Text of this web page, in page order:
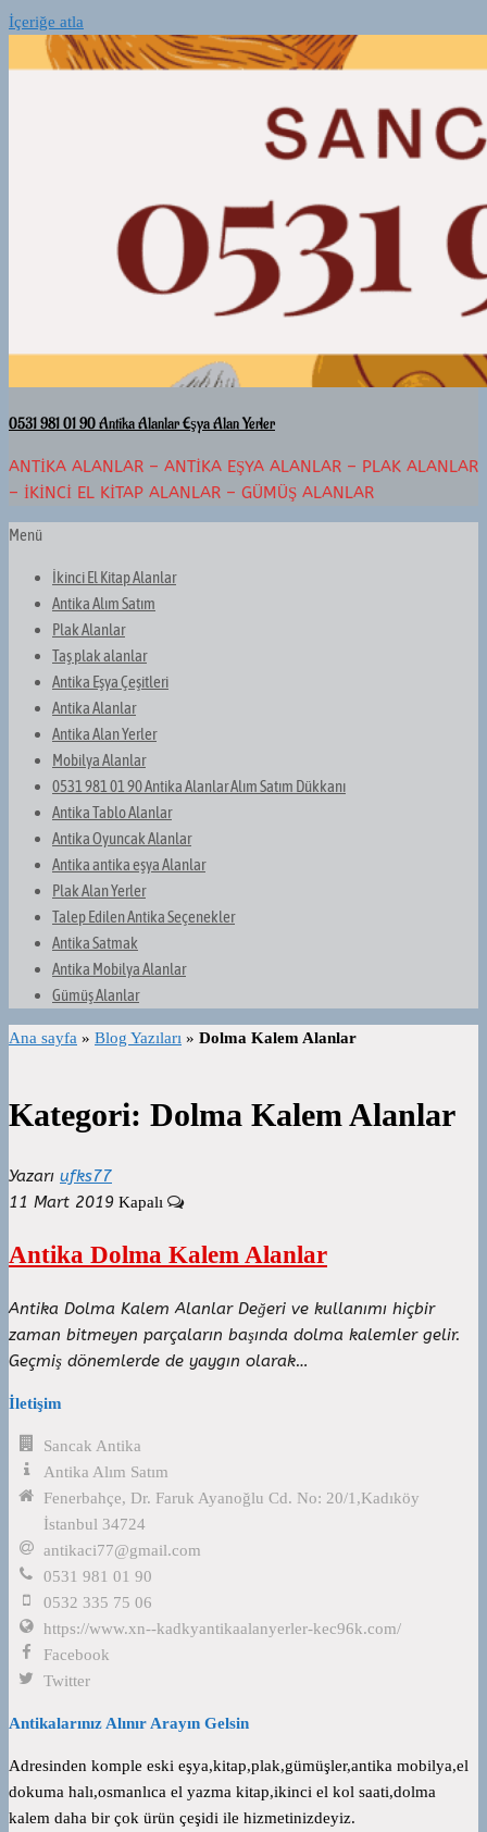
İçeriğe atla
0531 981 01 90 Antika Alanlar Eşya Alan Yerler
ANTIKA ALANLAR – ANTIKA EŞYA ALANLAR – PLAK ALANLAR
– İKINCI EL KITAP ALANLAR – GÜMÜŞ ALANLAR
Menü
İkinci El Kitap Alanlar
Antika Alım Satım
Plak Alanlar
Taş plak alanlar
Antika Eşya Çeşitleri
Antika Alanlar
Antika Alan Yerler
Mobilya Alanlar
0531 981 01 90 Antika Alanlar Alım Satım Dükkanı
Antika Tablo Alanlar
Antika Oyuncak Alanlar
Antika antika eşya Alanlar
Plak Alan Yerler
Talep Edilen Antika Seçenekler
Antika Satmak
Antika Mobilya Alanlar
Gümüş Alanlar
Ana sayfa » Blog Yazıları » Dolma Kalem Alanlar
Kategori: Dolma Kalem Alanlar
Yazarı ufks77
11 Mart 2019 Kapalı
Antika Dolma Kalem Alanlar
Antika Dolma Kalem Alanlar Değeri ve kullanımı hiçbir
zaman bitmeyen parçaların başında dolma kalemler gelir.
Geçmiş dönemlerde de yaygın olarak…
İletişim
Sancak Antika
Antika Alım Satım
Fenerbahçe, Dr. Faruk Ayanoğlu Cd. No: 20/1,Kadıköy
İstanbul 34724
antikaci77@gmail.com
0531 981 01 90
0532 335 75 06
https://www.xn--kadkyantikaalanyerler-kec96k.com/
Facebook
Twitter
Antikalarınız Alınır Arayın Gelsin
Adresinden komple eski eşya,kitap,plak,gümüşler,antika mobilya,el
dokuma halı,osmanlıca el yazma kitap,ikinci el kol saati,dolma
kalem daha bir çok ürün çeşidi ile hizmetinizdeyiz.